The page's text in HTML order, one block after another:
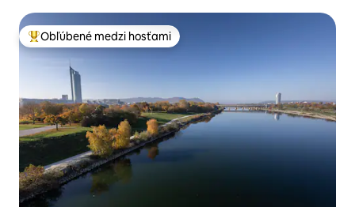
Najobľúbenejšie medzi hosťami
Obľúbené medzi hosťami